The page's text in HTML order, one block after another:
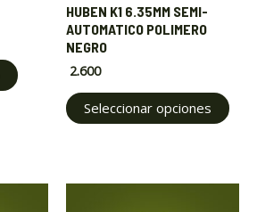
HUBEN K1 6.35MM SEMI-
AUTOMATICO POLIMERO
NEGRO
2.600
Seleccionar opciones